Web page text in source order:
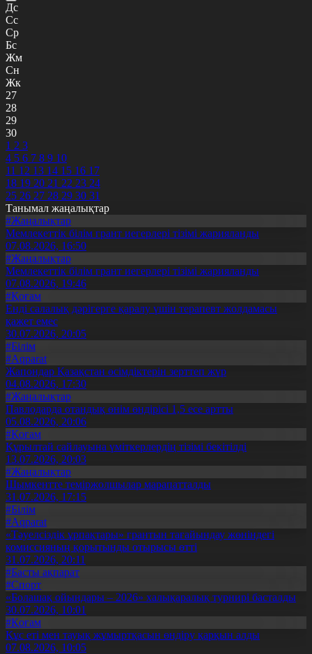
Дс
Сс
Ср
Бс
Жм
Сн
Жк
27
28
29
30
1 2 3
4 5 6 7 8 9 10
11 12 13 14 15 16 17
18 19 20 21 22 23 24
25 26 27 28 29 30 31
Танымал жаңалықтар
#Жаңалықтар
Мемлекеттік білім грант иегерлері тізімі жарияланды
07.08.2026, 16:50
#Жаңалықтар
Мемлекеттік білім грант иегерлері тізімі жарияланды
07.08.2026, 19:46
#Қоғам
Енді салалық дәрігерге қаралу үшін терапевт жолдамасы
қажет емес
30.07.2026, 20:05
#Білім
#Aqparat
Жапондар Қазақстан өсімдіктерін зерттеп жүр
04.08.2026, 17:30
#Жаңалықтар
Павлодарда отандық өнім өндірісі 1,5 есе артты
05.08.2026, 20:06
#Қоғам
Құрылтай сайлауына үміткерлердің тізімі бекітілді
13.07.2026, 20:03
#Жаңалықтар
Шымкентте теміржолшылар марапатталды
31.07.2026, 17:15
#Білім
#Aqparat
«Тәуелсіздік ұрпақтары» грантын тағайындау жөніндегі
комиссияның қорытынды отырысы өтті
31.07.2026, 20:11
#Басты ақпарат
#Спорт
«Болашақ ойындары – 2026» халықаралық турнирі басталды
30.07.2026, 10:01
#Қоғам
Құс еті мен тауық жұмыртқасын өндіру қарқын алды
07.08.2026, 10:05